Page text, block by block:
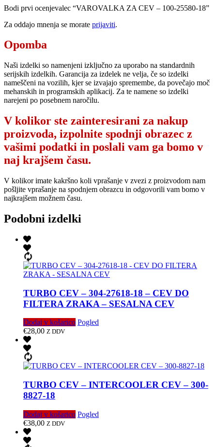
Bodi prvi ocenjevalec “VAROVALKA ZA CEV – 100-25580-18”
Za oddajo mnenja se morate prijaviti.
Opomba
Naši izdelki so namenjeni izključno za uporabo na standardnih
serijskih izdelkih. Garancija za izdelek ne velja, če so izdelki
nameščeni na vozilih, kjer se izvajajo spremembe, da povečajo moč
mehanskih in programskih aplikacij. Za te namene so izdelki
narejeni po posebnem naročilu.
V kolikor ste zainteresirani za nakup
proizvoda, izpolnite spodnji obrazec z
vašimi podatki in poslali vam ga bomo v
naj krajšem času.
V kolikor imate kakršno koli vprašanje v zvezi z proizvodom nam
pošljite vprašanje na spodnjem obrazcu in odgovorili vam bomo v
najkrajšem možnem času.
Podobni izdelki
TURBO CEV – 304-27618-18 – CEV DO
FILTERA ZRAKA – SESALNA CEV
Dodaj v košarico Pogled
€28,00 Z DDV
TURBO CEV – INTERCOOLER CEV – 300-
8827-18
Dodaj v košarico Pogled
€38,00 Z DDV